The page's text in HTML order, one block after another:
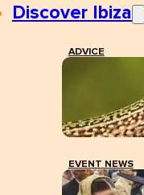
Discover Ibiza
ADVICE
EVENT NEWS